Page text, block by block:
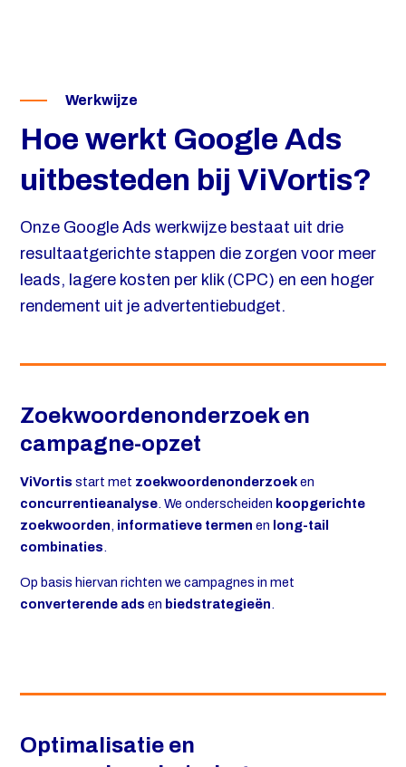
Werkwijze
Hoe werkt Google Ads
uitbesteden bij ViVortis?
Onze Google Ads werkwijze bestaat uit drie
resultaatgerichte stappen die zorgen voor meer
leads, lagere kosten per klik (CPC) en een hoger
rendement uit je advertentiebudget.
Zoekwoordenonderzoek en
campagne-opzet
ViVortis start met zoekwoordenonderzoeken
concurrentieanalyse. We onderscheiden koopgerichte
zoekwoorden, informatieve termen en long-tail
combinaties.
Op basis hiervan richten we campagnes in met
converterende ads en biedstrategieën.
Optimalisatie en